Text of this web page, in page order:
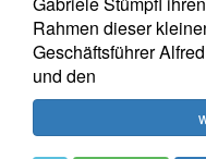
Rahmen dieser
Geschäftsführer
und den